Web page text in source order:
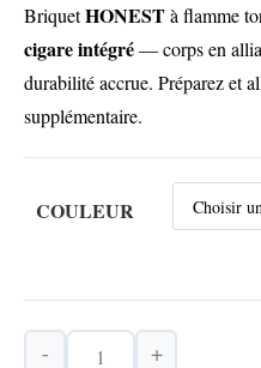
BriquetHONESTà flamme
cigare intégré— corps en
durabilité accrue. Préparez et
supplémentaire.
COULEUR
- +